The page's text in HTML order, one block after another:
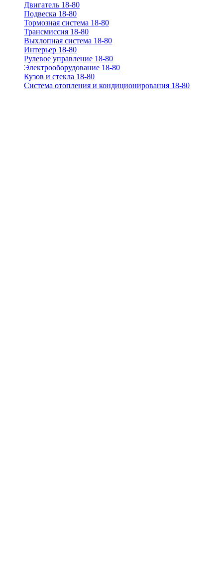
Двигатель 18-80
Подвеска 18-80
Тормозная система 18-80
Трансмиссия 18-80
Выхлопная система 18-80
Интерьер 18-80
Рулевое управление 18-80
Электрооборудование 18-80
Кузов и стекла 18-80
Система отопления и кондиционирования 18-80